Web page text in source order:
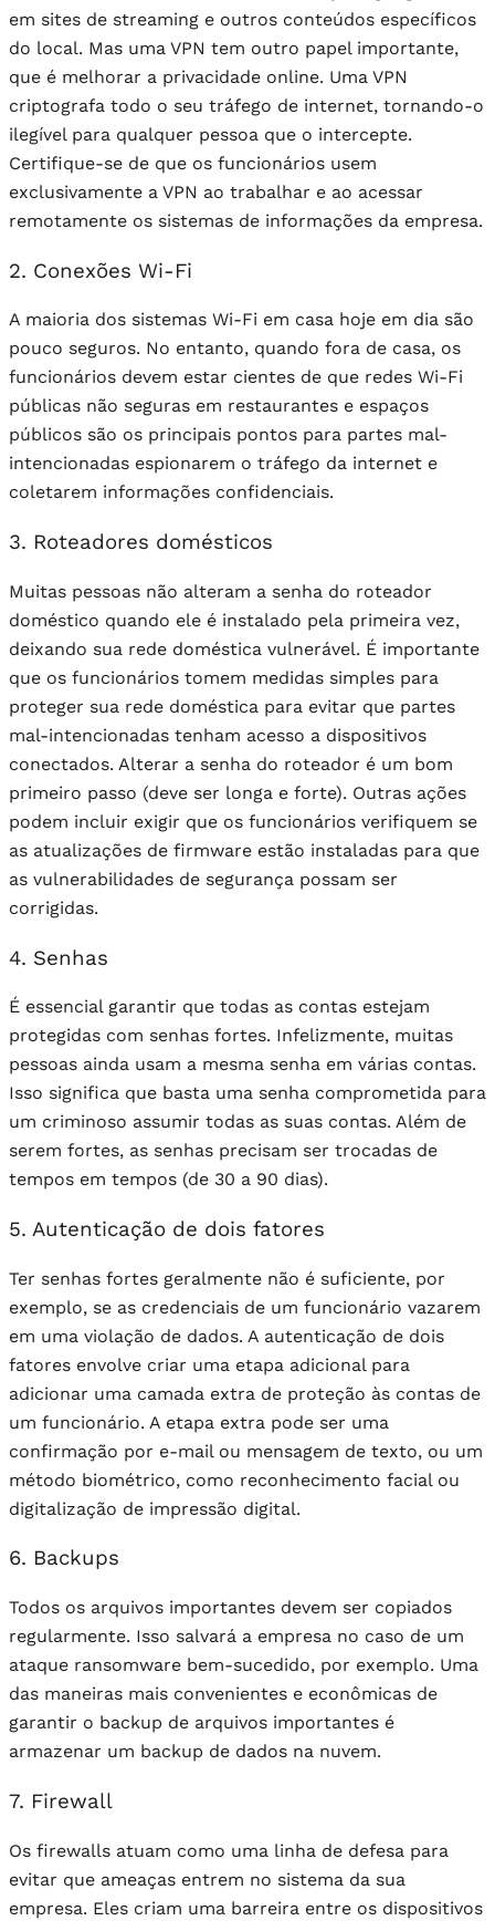
em sites de streaming e outros conteúdos específicos
do local. Mas uma VPN tem outro papel importante,
que é melhorar a privacidade online. Uma VPN
criptografa todo o seu tráfego de internet, tornando-o
ilegível para qualquer pessoa que o intercepte.
Certifique-se de que os funcionários usem
exclusivamente a VPN ao trabalhar e ao acessar
remotamente os sistemas de informações da empresa.
2. Conexões Wi-Fi
A maioria dos sistemas Wi-Fi em casa hoje em dia são
pouco seguros. No entanto, quando fora de casa, os
funcionários devem estar cientes de que redes Wi-Fi
públicas não seguras em restaurantes e espaços
públicos são os principais pontos para partes mal-
intencionadas espionarem o tráfego da internet e
coletarem informações confidenciais.
3. Roteadores domésticos
Muitas pessoas não alteram a senha do roteador
doméstico quando ele é instalado pela primeira vez,
deixando sua rede doméstica vulnerável. É importante
que os funcionários tomem medidas simples para
proteger sua rede doméstica para evitar que partes
mal-intencionadas tenham acesso a dispositivos
conectados. Alterar a senha do roteador é um bom
primeiro passo (deve ser longa e forte). Outras ações
podem incluir exigir que os funcionários verifiquem se
as atualizações de firmware estão instaladas para que
as vulnerabilidades de segurança possam ser
corrigidas.
4. Senhas
É essencial garantir que todas as contas estejam
protegidas com senhas fortes. Infelizmente, muitas
pessoas ainda usam a mesma senha em várias contas.
Isso significa que basta uma senha comprometida para
um criminoso assumir todas as suas contas. Além de
serem fortes, as senhas precisam ser trocadas de
tempos em tempos (de 30 a 90 dias).
5. Autenticação de dois fatores
Ter senhas fortes geralmente não é suficiente, por
exemplo, se as credenciais de um funcionário vazarem
em uma violação de dados. A autenticação de dois
fatores envolve criar uma etapa adicional para
adicionar uma camada extra de proteção às contas de
um funcionário. A etapa extra pode ser uma
confirmação por e-mail ou mensagem de texto, ou um
método biométrico, como reconhecimento facial ou
digitalização de impressão digital.
6. Backups
Todos os arquivos importantes devem ser copiados
regularmente. Isso salvará a empresa no caso de um
ataque ransomware bem-sucedido, por exemplo. Uma
das maneiras mais convenientes e econômicas de
garantir o backup de arquivos importantes é
armazenar um backup de dados na nuvem.
7. Firewall
Os firewalls atuam como uma linha de defesa para
evitar que ameaças entrem no sistema da sua
empresa. Eles criam uma barreira entre os dispositivos